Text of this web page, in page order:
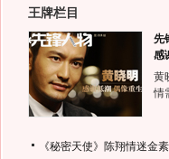
王牌栏目
先
感
黄
情
《秘密天使》陈翔情迷金